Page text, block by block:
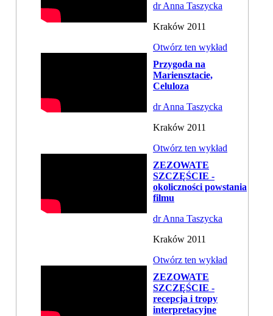
dr Anna Taszycka
Kraków 2011
Otwórz ten wykład
Przygoda na
Mariensztacie,
Celuloza
dr Anna Taszycka
Kraków 2011
Otwórz ten wykład
ZEZOWATE
SZCZĘŚCIE -
okoliczności powstania
filmu
dr Anna Taszycka
Kraków 2011
Otwórz ten wykład
ZEZOWATE
SZCZĘŚCIE -
recepcja i tropy
interpretacyjne